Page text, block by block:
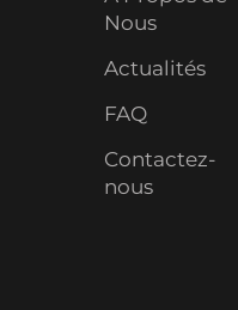
Nous
Actualités
FAQ
Contactez-
nous